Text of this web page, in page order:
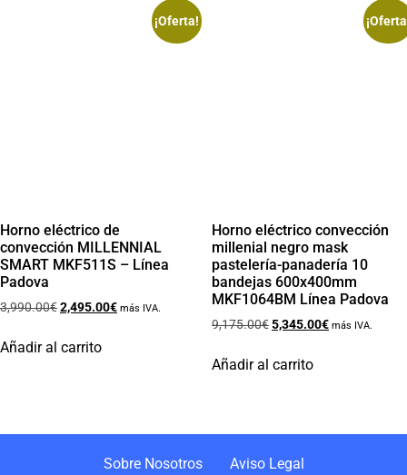
¡Oferta!
Horno eléctrico de
convección MILLENNIAL
SMART MKF511S – Línea
Padova
3,990.00€2,495.00€ más IVA.
Añadir al carrito
Horno eléctrico convección
millenial negro mask
pastelería-panadería 10
bandejas 600x400mm
MKF1064BM Línea Padova
9,175.00€5,345.00€ más IVA.
Añadir al carrito
Sobre Nosotros Aviso Legal